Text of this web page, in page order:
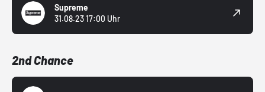
Supreme
31.08.23 17:00 Uhr
2nd Chance